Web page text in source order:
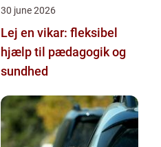
30 june 2026
Lej en vikar: fleksibel
hjælp til pædagogik og
sundhed